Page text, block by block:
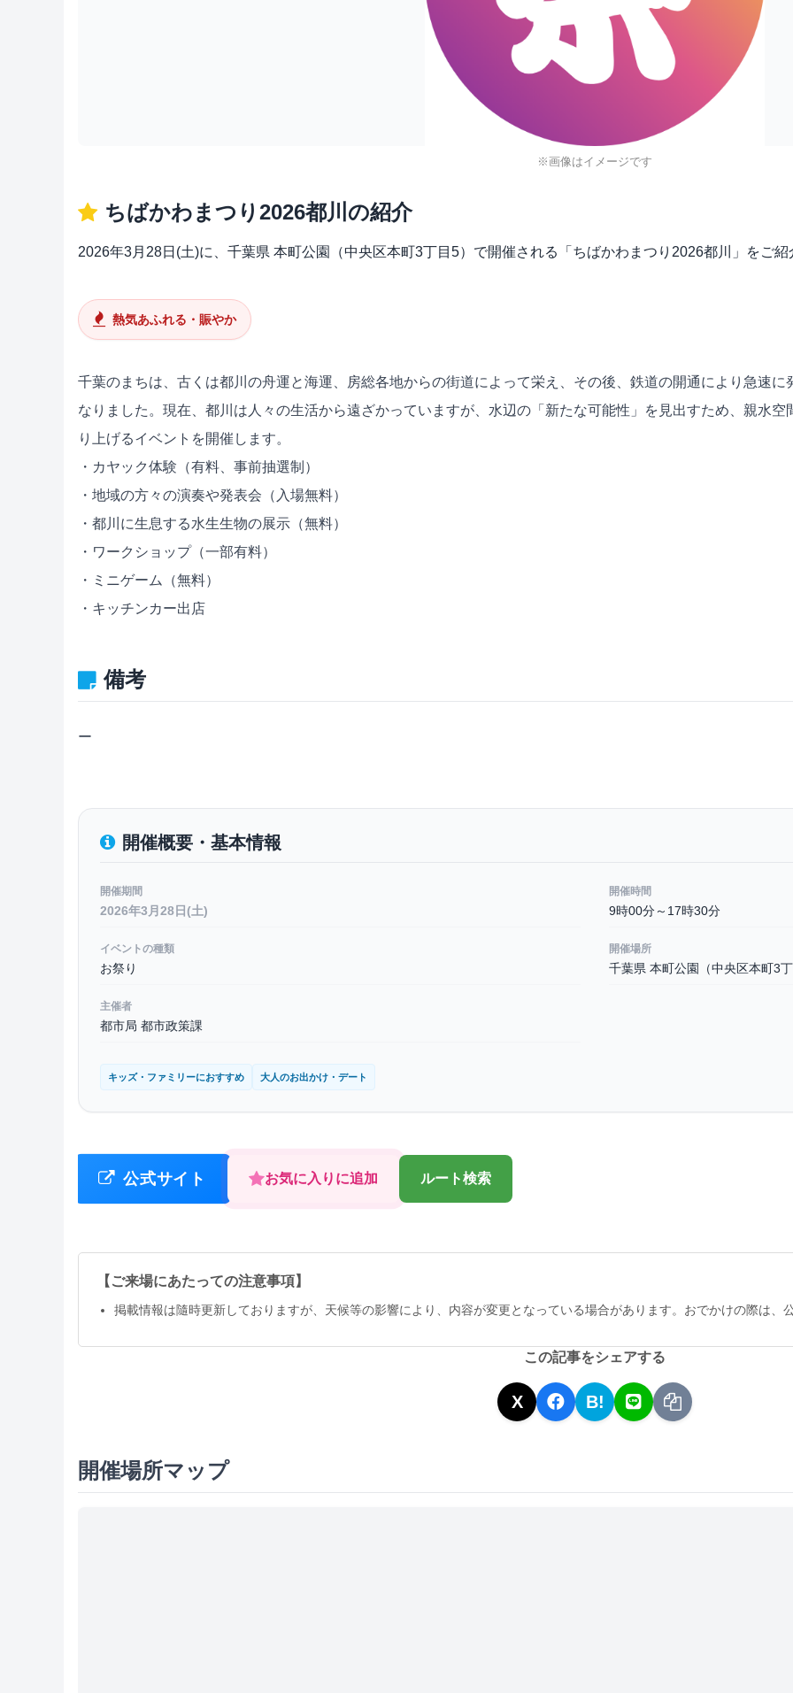
※画像はイメージです
ちばかわまつり2026都川の紹介
2026年3月28日(土)に、千葉県 本町公園（中央区本町3丁目5）で開催される「ちばかわまつり2026都川」をご紹
熱気あふれる・賑やか
千葉のまちは、古くは都川の舟運と海運、房総各地からの街道によって栄え、その後、鉄道の開通により急速
なりました。現在、都川は人々の生活から遠ざかっていますが、水辺の「新たな可能性」を見出すため、親水
り上げるイベントを開催します。
・カヤック体験（有料、事前抽選制）
・地域の方々の演奏や発表会（入場無料）
・都川に生息する水生生物の展示（無料）
・ワークショップ（一部有料）
・ミニゲーム（無料）
・キッチンカー出店
備考
ー
開催概要・基本情報
開催期間
2026年3月28日(土)
開催時間
9時00分～17時30分
イベントの種類
お祭り
開催場所
千葉県 本町公園（中央区本町3
主催者
都市局 都市政策課
キッズ・ファミリーにおすすめ 大人のお出かけ・デート
公式サイト お気に入りに追加 ルート検索
【ご来場にあたっての注意事項】
掲載情報は隨時更新しておりますが、天候等の影響により、内容が変更となっている場合があります。おでかけの際は、
この記事をシェアする
X B!
開催場所マップ